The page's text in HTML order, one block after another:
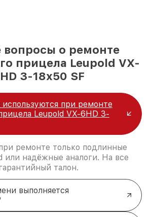
вопросы о ремонте
прицела Leupold VX-
3-18x50 SF
используются при ремонте
Leupold VX-6HD 3-
ремонте только подлинные
или надёжные аналоги. На все
талон.
выполняется